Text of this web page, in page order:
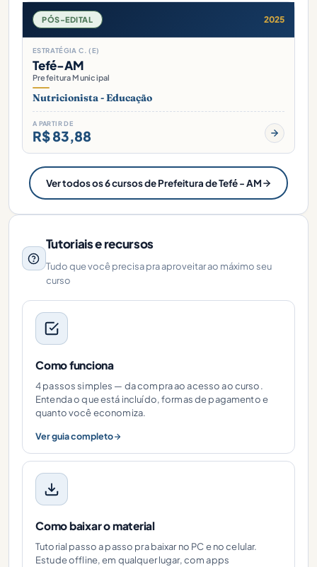
PÓS-EDITAL 2025
ESTRATÉGIA C. (E)
Tefé-AM
Prefeitura Municipal
Nutricionista - Educação
A PARTIR DE
R$ 83,88
Ver todos os 6 cursos de Prefeitura de Tefé - AM
Tutoriais e recursos
Tudo que você precisa pra aproveitar ao máximo seu
curso
Como funciona
4 passos simples — da compra ao acesso ao curso.
Entenda o que está incluído, formas de pagamento e
quanto você economiza.
Ver guia completo
Como baixar o material
Tutorial passo a passo pra baixar no PC e no celular.
Estude offline, em qualquer lugar, com apps